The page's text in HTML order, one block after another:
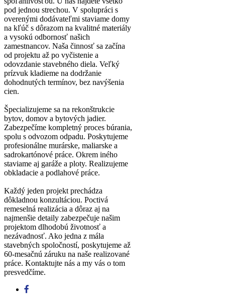
pod jednou strechou. V spolupráci s
overenými dodávateľmi staviame domy
na kľúč s dôrazom na kvalitné materiály
a vysokú odbornosť našich
zamestnancov. Naša činnosť sa začína
od projektu až po vyčistenie a
odovzdanie stavebného diela. Veľký
prízvuk kladieme na dodržanie
dohodnutých termínov, bez navýšenia
cien.
Špecializujeme sa na rekonštrukcie
bytov, domov a bytových jadier.
Zabezpečíme kompletný proces búrania,
spolu s odvozom odpadu. Poskytujeme
profesionálne murárske, maliarske a
sadrokartónové práce. Okrem iného
staviame aj garáže a ploty. Realizujeme
obkladacie a podlahové práce.
Každý jeden projekt prechádza
dôkladnou konzultáciou. Poctivá
remeselná realizácia a dôraz aj na
najmenšie detaily zabezpečuje našim
projektom dlhodobú životnosť a
nezávadnosť. Ako jedna z mála
stavebných spoločností, poskytujeme až
60-mesačnú záruku na naše realizované
práce. Kontaktujte nás a my vás o tom
presvedčíme.